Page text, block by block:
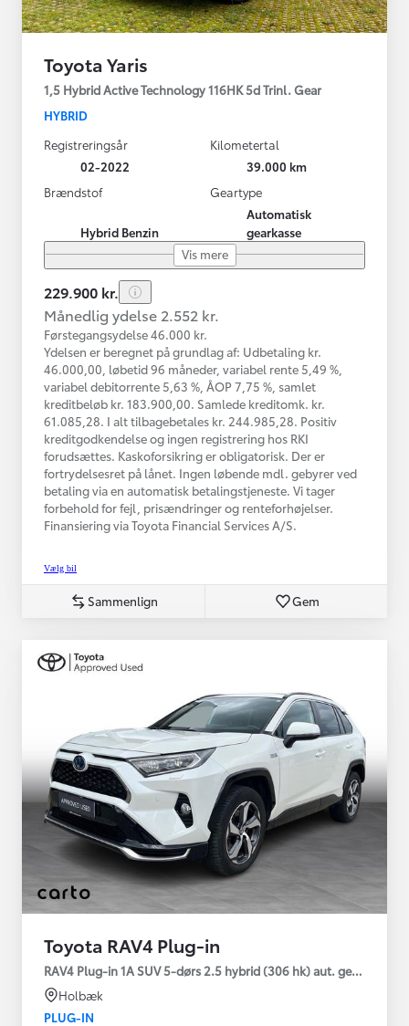
Toyota Yaris
1,5 Hybrid Active Technology 116HK 5d Trinl. Gear
HYBRID
Registreringsår
02-2022
Kilometertal
39.000 km
Brændstof
Hybrid Benzin
Geartype
Automatisk
gearkasse
Vis mere
229.900 kr.
Månedlig ydelse 2.552 kr.
Førstegangsydelse 46.000 kr.
Ydelsen er beregnet på grundlag af: Udbetaling kr.
46.000,00, løbetid 96 måneder, variabel rente 5,49 %,
variabel debitorrente 5,63 %, ÅOP 7,75 %, samlet
kreditbeløb kr. 183.900,00. Samlede kreditomk. kr.
61.085,28. I alt tilbagebetales kr. 244.985,28. Positiv
kreditgodkendelse og ingen registrering hos RKI
forudsættes. Kaskoforsikring er obligatorisk. Der er
fortrydelsesret på lånet. Ingen løbende mdl. gebyrer ved
betaling via en automatisk betalingstjeneste. Vi tager
forbehold for fejl, prisændringer og renteforhøjelser.
Finansiering via Toyota Financial Services A/S.
Vælg bil
Sammenlign Gem
Toyota RAV4 Plug-in
RAV4 Plug-in 1A SUV 5-dørs 2.5 hybrid (306 hk) aut. gear AWD-i
Holbæk
PLUG-IN